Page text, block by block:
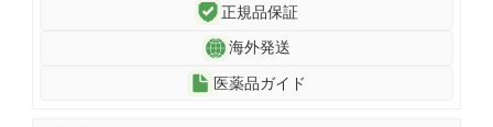
正規品保証
海外発送
医薬品ガイド